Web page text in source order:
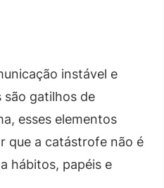
instável e
são gatilhos de
esses elementos
que a catástrofe não é
hábitos, papéis e